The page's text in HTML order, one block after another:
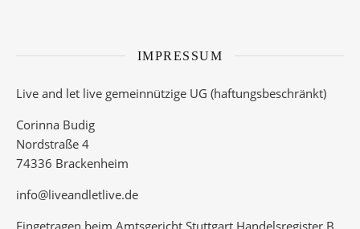
IMPRESSUM
Live and let live gemeinnützige UG (haftungsbeschränkt)
Corinna Budig
Nordstraße 4
74336 Brackenheim
info@liveandletlive.de
Eingetragen beim Amtsgericht Stuttgart Handelsregister B